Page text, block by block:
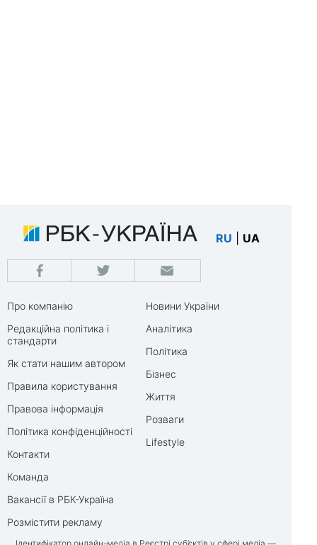
RU UA
Про компанію
Редакційна політика і
стандарти
Як стати нашим автором
Правила користування
Правова інформація
Політика конфіденційності
Контакти
Команда
Вакансії в РБК-Україна
Розмістити рекламу
Новини України
Аналітика
Політика
Бізнес
Життя
Розваги
Lifestyle